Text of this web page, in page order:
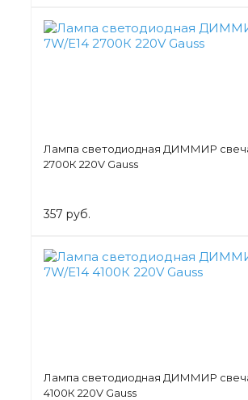
Лампа светодиодная ДИММИР
2700К 220V Gauss
357 руб.
Лампа светодиодная ДИММИР
4100К 220V Gauss